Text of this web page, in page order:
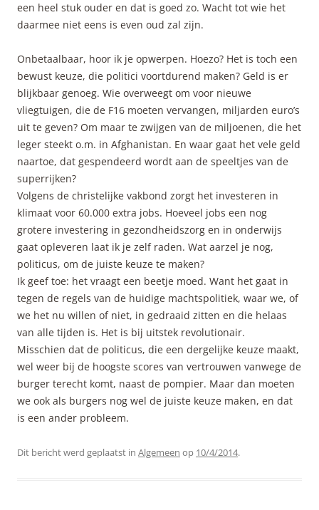
een heel stuk ouder en dat is goed zo. Wacht tot wie het
daarmee niet eens is even oud zal zijn.
Onbetaalbaar, hoor ik je opwerpen. Hoezo? Het is toch een
bewust keuze, die politici voortdurend maken? Geld is er
blijkbaar genoeg. Wie overweegt om voor nieuwe
vliegtuigen, die de F16 moeten vervangen, miljarden euro’s
uit te geven? Om maar te zwijgen van de miljoenen, die het
leger steekt o.m. in Afghanistan. En waar gaat het vele geld
naartoe, dat gespendeerd wordt aan de speeltjes van de
superrijken?
Volgens de christelijke vakbond zorgt het investeren in
klimaat voor 60.000 extra jobs. Hoeveel jobs een nog
grotere investering in gezondheidszorg en in onderwijs
gaat opleveren laat ik je zelf raden. Wat aarzel je nog,
politicus, om de juiste keuze te maken?
Ik geef toe: het vraagt een beetje moed. Want het gaat in
tegen de regels van de huidige machtspolitiek, waar we, of
we het nu willen of niet, in gedraaid zitten en die helaas
van alle tijden is. Het is bij uitstek revolutionair.
Misschien dat de politicus, die een dergelijke keuze maakt,
wel weer bij de hoogste scores van vertrouwen vanwege de
burger terecht komt, naast de pompier. Maar dan moeten
we ook als burgers nog wel de juiste keuze maken, en dat
is een ander probleem.
Dit bericht werd geplaatst in Algemeen op 10/4/2014.